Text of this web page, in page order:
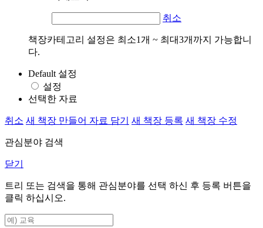
취소
책장카테고리 설정은 최소1개 ~ 최대3개까지 가능합니
다.
Default 설정
설정
선택한 자료
취소 새 책장 만들어 자료 담기 새 책장 등록 새 책장 수정
관심분야 검색
닫기
트리 또는 검색을 통해 관심분야를 선택 하신 후 등록 버튼을
클릭 하십시오.